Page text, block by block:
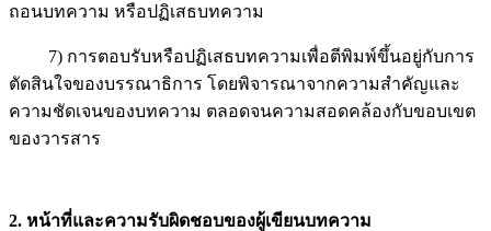
ถอนบทความ หรือปฏิเสธบทความ
7) การตอบรับหรือปฏิเสธบทความเพื่อตีพิมพ์ขึ้นอยู่กับการ
ตัดสินใจของบรรณาธิการ โดยพิจารณาจากความสำคัญและ
ความชัดเจนของบทความ ตลอดจนความสอดคล้องกับขอบเขต
ของวารสาร
2. หน้าที่และความรับผิดชอบของผู้เขียนบทความ